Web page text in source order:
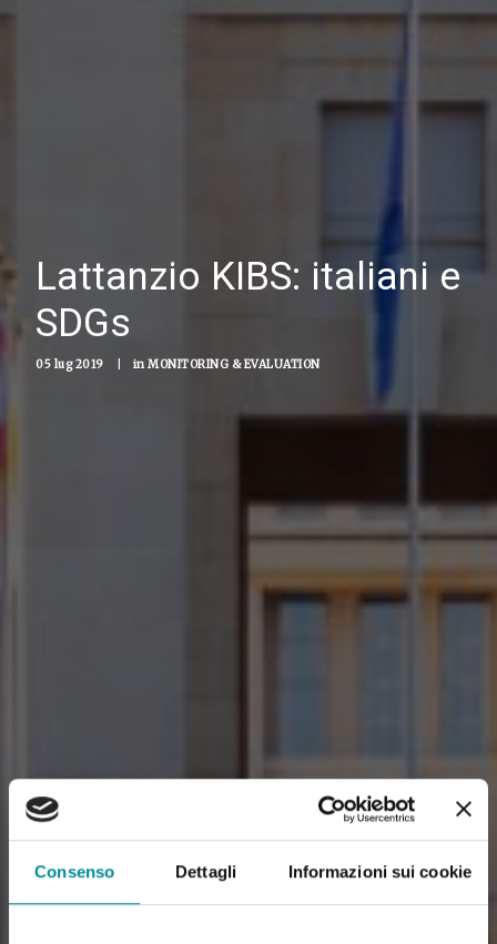
Consenso Dettagli Informazioni sui cookie
Lattanzio KIBS: italiani e
SDGs
05 lug 2019 in MONITORING & EVALUATION